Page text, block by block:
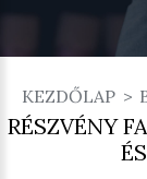
KEZDŐLAP
RÉSZVÉNY